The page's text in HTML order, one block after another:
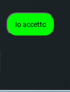
Io accetto